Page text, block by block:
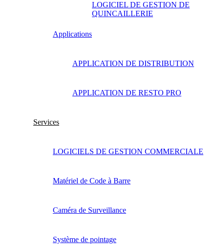
LOGICIEL DE GESTION DE
QUINCAILLERIE
Applications
APPLICATION DE DISTRIBUTION
APPLICATION DE RESTO PRO
Services
LOGICIELS DE GESTION COMMERCIALE
Matériel de Code à Barre
Caméra de Surveillance
Système de pointage